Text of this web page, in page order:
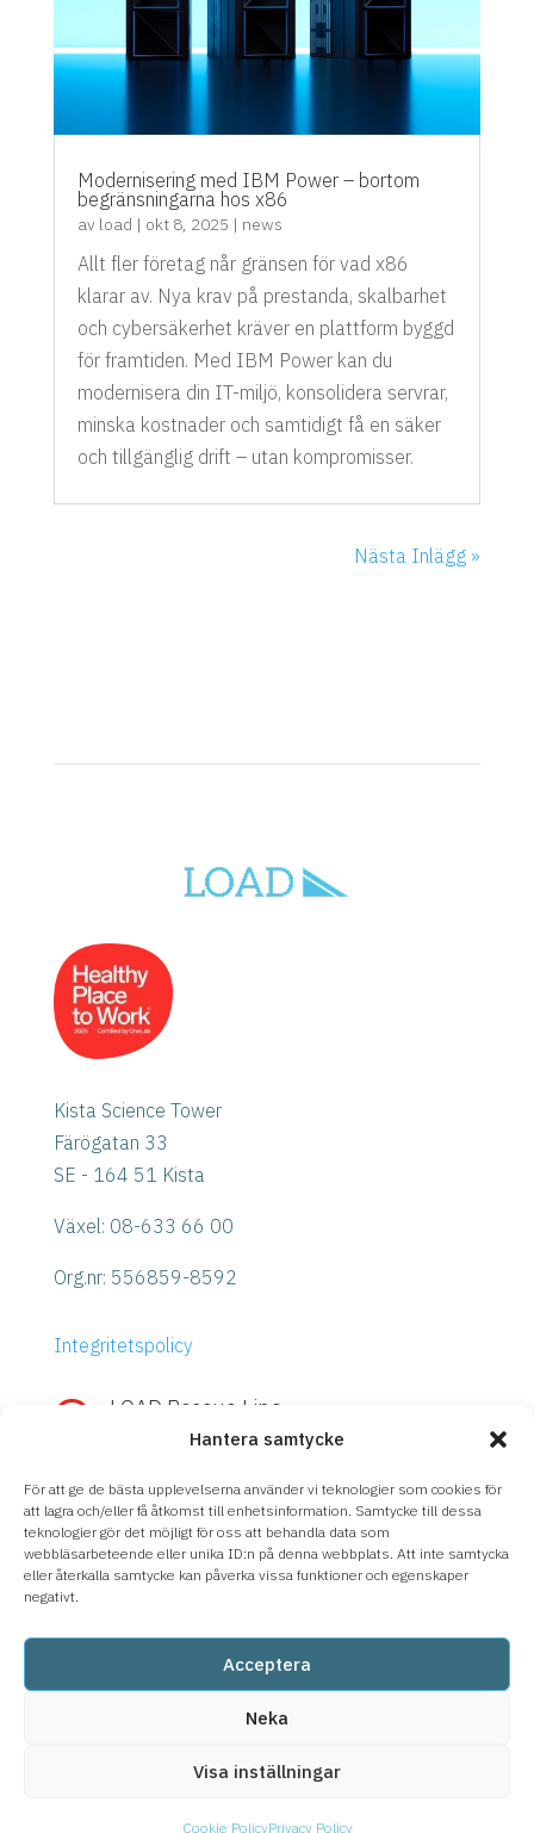
Hantera samtycke
För att ge de bästa upplevelserna använder vi teknologier som cookies för
att lagra och/eller få åtkomst till enhetsinformation. Samtycke till dessa
teknologier gör det möjligt för oss att behandla data som
webbläsarbeteende eller unika ID:n på denna webbplats. Att inte samtycka
eller återkalla samtycke kan påverka vissa funktioner och egenskaper
negativt.
Acceptera
Neka
Visa inställningar
Cookie PolicyPrivacy Policy
Modernisering med IBM Power – bortom
begränsningarna hos x86
av load | okt 8, 2025 | news
Allt fler företag når gränsen för vad x86
klarar av. Nya krav på prestanda, skalbarhet
och cybersäkerhet kräver en plattform byggd
för framtiden. Med IBM Power kan du
modernisera din IT-miljö, konsolidera servrar,
minska kostnader och samtidigt få en säker
och tillgänglig drift – utan kompromisser.
Nästa Inlägg »
Kista Science Tower
Färögatan 33
SE - 164 51 Kista
Växel: 08-633 66 00
Org.nr: 556859-8592
Integritetspolicy
 LOAD Rescue Line
Snabb hjälp med IBM Power eller
Storage?
RingLOAD Rescue Line– direktkontakt
med våra experter, oavsett supportavtal.